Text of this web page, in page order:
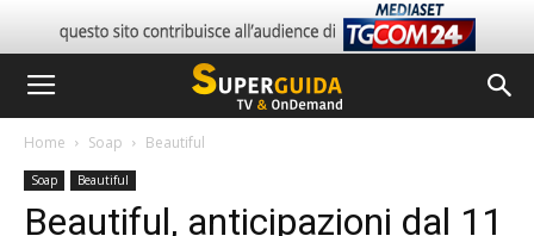
Home Soap Beautiful
Soap Beautiful
Beautiful, anticipazioni dal 11